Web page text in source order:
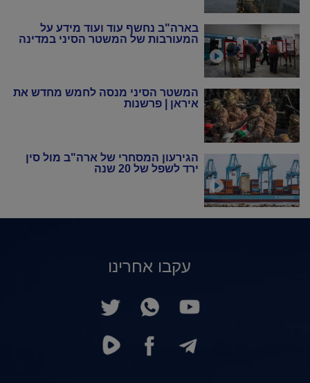
בארה"ב נחשף עוד ועוד מידע על
המעורבות של המשטר הסיני במדינה
המשטר הסיני מנסה לחמש מחדש את
איראן | פרשנות
הגירעון המסחרי של ארה"ב מול סין
ירד לשפל של 20 שנה
עקבו אחרינו